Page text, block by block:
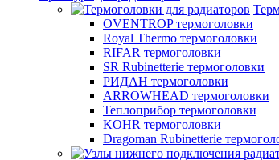
OVENTROP термоголовки
Royal Thermo термоголовки
RIFAR термоголовки
SR Rubinetterie термоголовки
РИДАН термоголовки
ARROWHEAD термоголовки
Теплоприбор термоголовки
KOHR термоголовки
Dragoman Rubinetterie